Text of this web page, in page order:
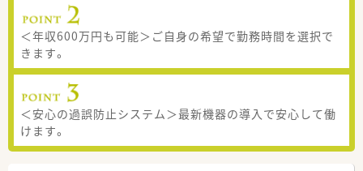
＜年収600万円も可能＞ご自身の希望で勤務時間を選択で
きます。
＜安心の過誤防止システム＞最新機器の導入で安心して働
けます。